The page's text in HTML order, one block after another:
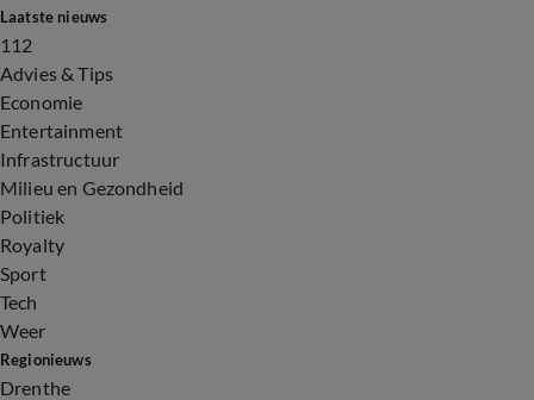
Laatste nieuws
112
Advies & Tips
Economie
Entertainment
Infrastructuur
Milieu en Gezondheid
Politiek
Royalty
Sport
Tech
Weer
Regionieuws
Drenthe